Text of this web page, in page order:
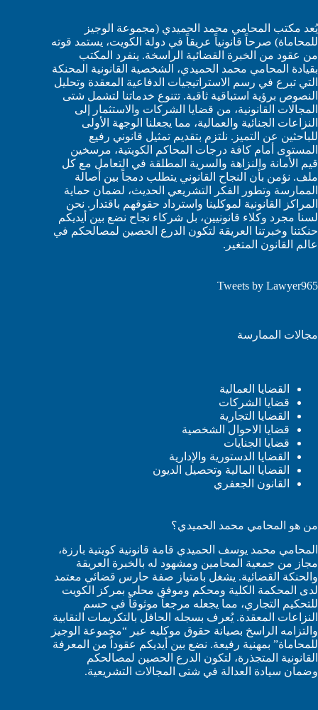
يُعد مكتب المحامي محمد الحميدي (مجموعة الوجيز
للمحاماة) صرحاً قانونياً عريقاً في دولة الكويت، يستمد قوته
من عقود من الخبرة القضائية الراسخة. ينفرد المكتب
بقيادة المحامي محمد الحميدي، الشخصية القانونية المحنكة
التي تبرع في رسم الاستراتيجيات الدفاعية المعقدة وتحليل
النصوص برؤية استباقية ثاقبة. تتنوع خدماتنا لتشمل شتى
المجالات القانونية، من قضايا الشركات والاستثمار إلى
النزاعات الجنائية والعمالية، مما يجعلنا الوجهة الأولى
للباحثين عن التميز. نلتزم بتقديم تمثيل قانوني رفيع
المستوى أمام كافة درجات المحاكم الكويتية، مرسخين
قيم الأمانة والنزاهة والسرية المطلقة في التعامل مع كل
ملف. نؤمن بأن النجاح القانوني يتطلب دمجاً بين أصالة
الممارسة وتطور الفكر التشريعي الحديث، لضمان حماية
المراكز القانونية لموكلينا واسترداد حقوقهم باقتدار. نحن
لسنا مجرد وكلاء قانونيين، بل شركاء نجاح نضع بين أيديكم
حنكتنا وخبرتنا العريقة لتكون الدرع الحصين لمصالحكم في
عالم القانون المتغير.
Tweets by Lawyer965
مجالات الممارسة
القضايا العمالية
قضايا الشركات
القضايا التجارية
قضايا الاحوال الشخصية
قضايا الجنايات
القضايا الدستورية والإدارية
القضايا المالية وتحصيل الديون
القانون الجعفري
من هو المحامي محمد الحميدي؟
المحامي محمد يوسف الحميدي قامة قانونية كويتية بارزة،
مجاز من جمعية المحامين ومشهود له بالخبرة العريقة
والحنكة القضائية. يشغل بامتياز صفة حارس قضائي معتمد
لدى المحكمة الكلية ومحكم وموفق محلي بمركز الكويت
للتحكيم التجاري، مما يجعله مرجعاً موثوقاً في حسم
النزاعات المعقدة. يُعرف بسجله الحافل بالتكريمات النقابية
والتزامه الراسخ بصيانة حقوق موكليه عبر “مجموعة الوجيز
للمحاماة” بمهنية رفيعة. نضع بين أيديكم عقوداً من المعرفة
القانونية المتجذرة، لتكون الدرع الحصين لمصالحكم
وضمان سيادة العدالة في شتى المجالات التشريعية.